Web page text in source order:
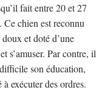
fait entre 20 et 27
chien est reconnu
et doté d’une
s’amuser. Par contre, il
son éducation,
à exécuter des ordres.